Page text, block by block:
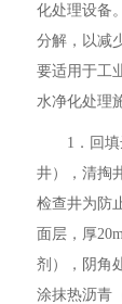
化处理设备
分解，以减
要适用于工
水净化处理
1．回
井），清掏
检查井为防
面层，厚
剂），阴角
涂抹热沥青